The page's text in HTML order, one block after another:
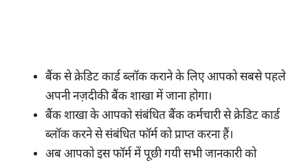
बैंक से क्रेडिट कार्ड ब्लॉक कराने के लिए आपको सबसे पहले
अपनी नज़दीकी बैंक शाखा में जाना होगा।
बैंक शाखा के आपको संबंधित बैंक कर्मचारी से क्रेडिट कार्ड
ब्लॉक करने से संबंधित फॉर्म को प्राप्त करना हैं।
अब आपको इस फॉर्म में पूछी गयी सभी जानकारी को